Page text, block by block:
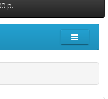
р.